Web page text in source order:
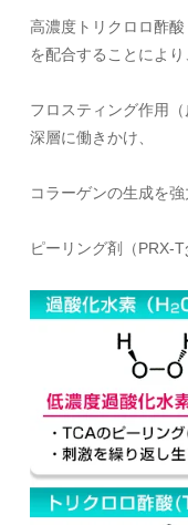
高濃度トリクロロ酢酸
を配合することにより
フロスティング作用
深層に働きかけ、
コラーゲンの生成を
ピーリング剤（PRX-T